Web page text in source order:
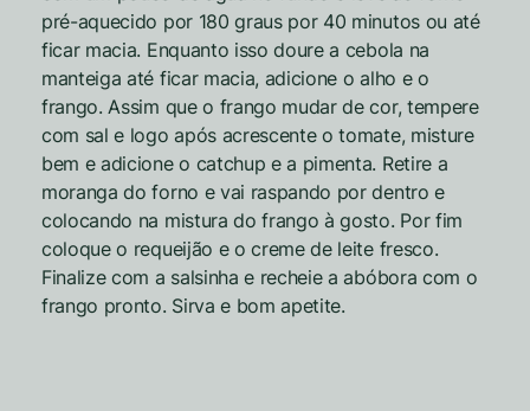
pré-aquecido por 180 graus por 40 minutos ou até
ficar macia. Enquanto isso doure a cebola na
manteiga até ficar macia, adicione o alho e o
frango. Assim que o frango mudar de cor, tempere
com sal e logo após acrescente o tomate, misture
bem e adicione o catchup e a pimenta. Retire a
moranga do forno e vai raspando por dentro e
colocando na mistura do frango à gosto. Por fim
coloque o requeijão e o creme de leite fresco.
Finalize com a salsinha e recheie a abóbora com o
frango pronto. Sirva e bom apetite.